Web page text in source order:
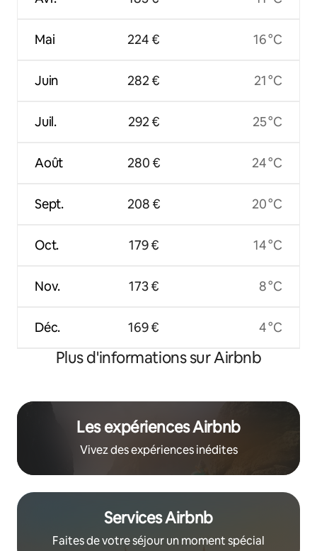
Mai
Juin
Juil.
Août
Sept.
Oct.
Nov.
Déc.
224 €
282 €
292 €
280 €
208 €
179 €
173 €
169 €
16 °C
21 °C
25 °C
24 °C
20 °C
14 °C
8 °C
4 °C
Plus d'informations sur Airbnb
Les expériences Airbnb
Vivez des expériences inédites
Services Airbnb
Faites de votre séjour un moment spécial